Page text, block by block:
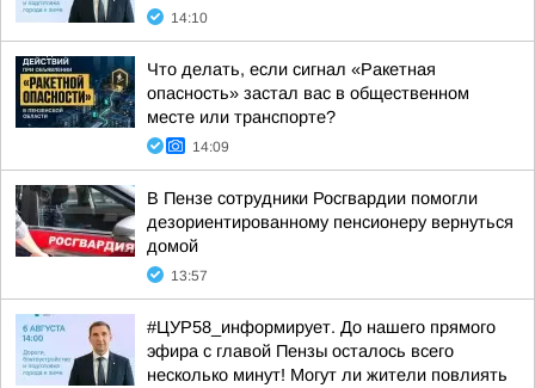
14:10
Что делать, если сигнал «Ракетная
опасность» застал вас в общественном
месте или транспорте?
14:09
В Пензе сотрудники Росгвардии помогли
дезориентированному пенсионеру вернуться
домой
13:57
#ЦУР58_информирует. До нашего прямого
эфира с главой Пензы осталось всего
несколько минут! Могут ли жители повлиять